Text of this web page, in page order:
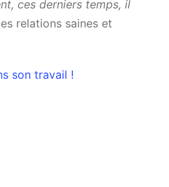
ces derniers temps, il
relations saines et
son travail !